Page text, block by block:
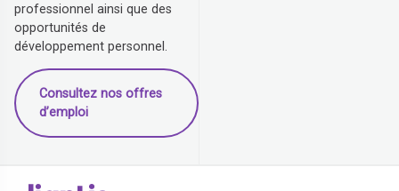
professionnel ainsi que des
opportunités de
développement personnel.
Consultez nos offres
d’emploi